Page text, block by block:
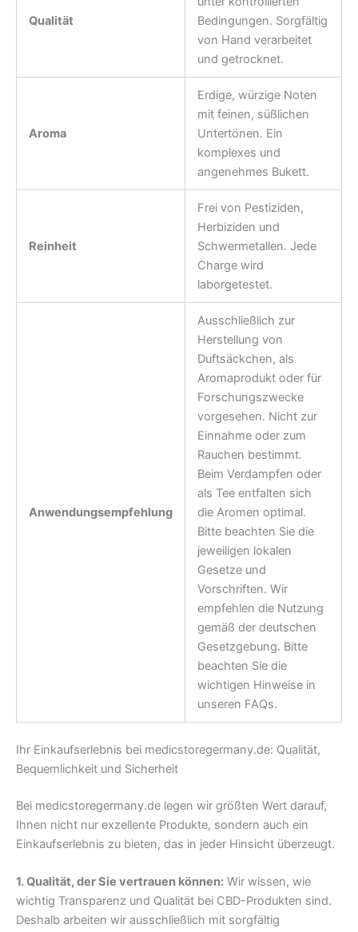
Qualität
Bedingungen. Sorgfältig
von Hand verarbeitet
und getrocknet.
Aroma
Erdige, würzige Noten
mit feinen, süßlichen
Untertönen. Ein
komplexes und
angenehmes Bukett.
Reinheit
Frei von Pestiziden,
Herbiziden und
Schwermetallen. Jede
Charge wird
laborgetestet.
Anwendungsempfehlung
Ausschließlich zur
Herstellung von
Duftsäckchen, als
Aromaprodukt oder für
Forschungszwecke
vorgesehen. Nicht zur
Einnahme oder zum
Rauchen bestimmt.
Beim Verdampfen oder
als Tee entfalten sich
die Aromen optimal.
Bitte beachten Sie die
jeweiligen lokalen
Gesetze und
Vorschriften. Wir
empfehlen die Nutzung
gemäß der deutschen
Gesetzgebung. Bitte
beachten Sie die
wichtigen Hinweise in
unseren FAQs.
Ihr Einkaufserlebnis bei medicstoregermany.de: Qualität,
Bequemlichkeit und Sicherheit
Bei medicstoregermany.de legen wir größten Wert darauf,
Ihnen nicht nur exzellente Produkte, sondern auch ein
Einkaufserlebnis zu bieten, das in jeder Hinsicht überzeugt.
1. Qualität, der Sie vertrauen können: Wir wissen, wie
wichtig Transparenz und Qualität bei CBD-Produkten sind.
Deshalb arbeiten wir ausschließlich mit sorgfältig